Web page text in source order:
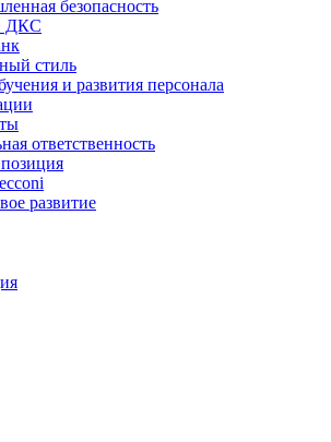
безопасность
ДКС
стиль
и развития персонала
ответственность
развитие